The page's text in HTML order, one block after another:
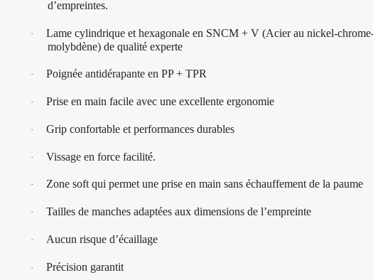
d’empreintes.
·
Lame cylindrique et hexagonale en SNCM + V (Acier au nickel-
molybdène) de qualité experte
· Poignée antidérapante en PP + TPR
· Prise en main facile avec une excellente ergonomie
· Grip confortable et performances durables
· Vissage en force facilité.
· Zone soft qui permet une prise en main sans échauffement de la paume
· Tailles de manches adaptées aux dimensions de l’empreinte
· Aucun risque d’écaillage
· Précision garantit